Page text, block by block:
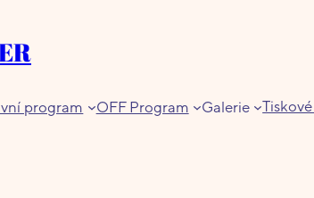
program OFF Program Galerie